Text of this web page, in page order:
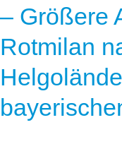
– Größere
Rotmilan